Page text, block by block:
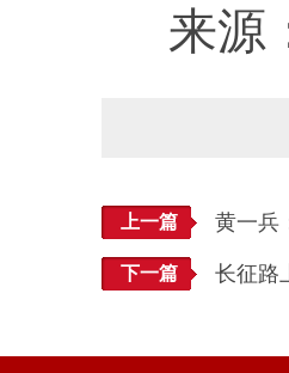
来源
上一篇 黄一兵
下一篇 长征路